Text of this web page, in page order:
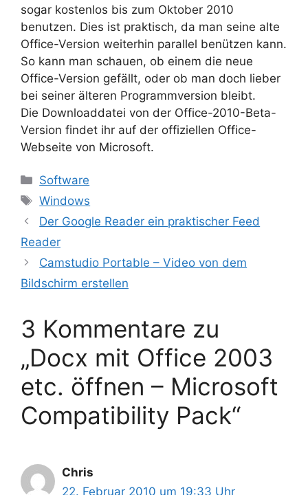
sogar kostenlos bis zum Oktober 2010
benutzen. Dies ist praktisch, da man seine alte
Office-Version weiterhin parallel benützen kann.
So kann man schauen, ob einem die neue
Office-Version gefällt, oder ob man doch lieber
bei seiner älteren Programmversion bleibt.
Die Downloaddatei von der Office-2010-Beta-
Version findet ihr auf der offiziellen Office-
Webseite von Microsoft.
Kategorien
Software
Schlagwörter
Windows
Der Google Reader ein praktischer Feed
Reader
Camstudio Portable – Video von dem
Bildschirm erstellen
3 Kommentare zu
„Docx mit Office 2003
etc. öffnen – Microsoft
Compatibility Pack“
Chris
22. Februar 2010 um 19:33 Uhr